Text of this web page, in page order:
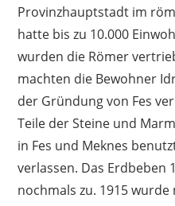
Provinzhauptstadt im
hatte bis zu 10.000
wurden die Römer
machten die Bewohner
der Gründung von Fes
Teile der Steine und
in Fes und Meknes
verlassen. Das Erdbeben
nochmals zu. 1915